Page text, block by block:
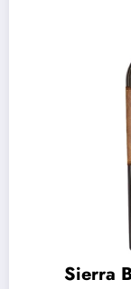
Sierra